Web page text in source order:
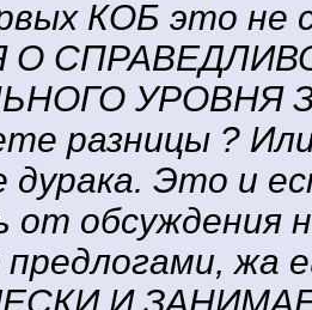
КОБ это не
О
УРОВНЯ
разницы ?
дурака. Это и
от обсуждения
жа